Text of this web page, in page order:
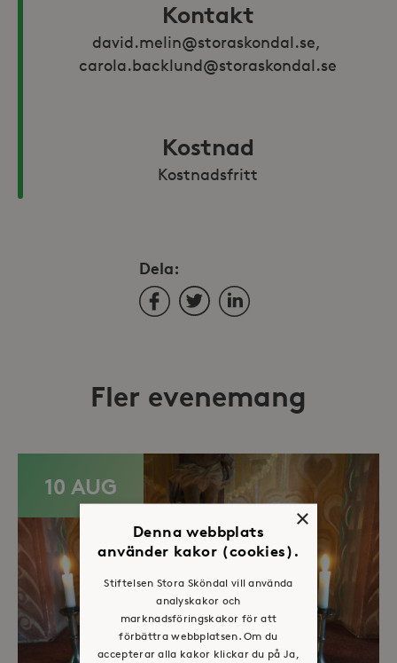
Kontakt
david.melin@storaskondal.se,
carola.backlund@storaskondal.se
Kostnad
Kostnadsfritt
Dela:
FacebookTwitterLinkedIn
Fler evenemang
10 AUG
×
Denna webbplats
använder kakor (cookies).
Stiftelsen Stora Sköndal vill använda
analyskakor och
marknadsföringskakor för att
förbättra webbplatsen. Om du
accepterar alla kakor klickar du på Ja,